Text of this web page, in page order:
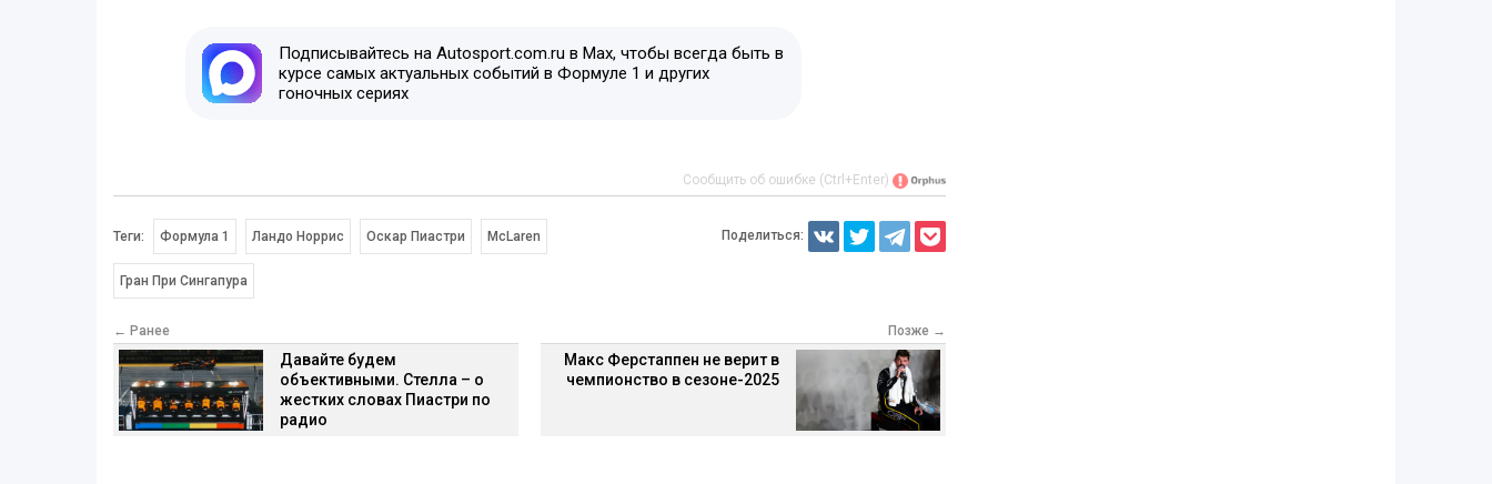
Подписывайтесь на Autosport.com.ru в Max, чтобы всегда быть в
курсе самых актуальных событий в Формуле 1 и других
гоночных сериях
Сообщить об ошибке (Ctrl+Enter)
Теги: Формула 1 Ландо Норрис Оскар Пиастри McLaren
Гран При Сингапура
Поделиться:
← Ранее
Давайте будем
объективными. Стелла – о
жестких словах Пиастри по
радио
Позже →
Макс Ферстаппен не верит в
чемпионство в сезоне-2025